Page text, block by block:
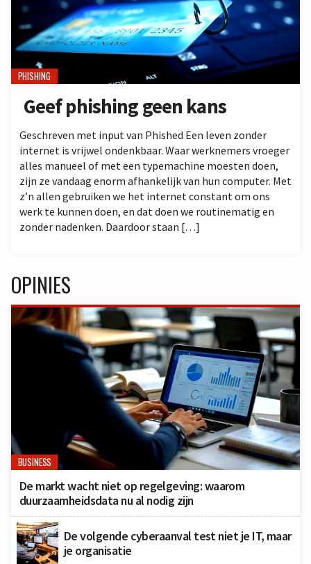
PHISHING
Geef phishing geen kans
Geschreven met input van Phished Een leven zonder
internet is vrijwel ondenkbaar. Waar werknemers vroeger
alles manueel of met een typemachine moesten doen,
zijn ze vandaag enorm afhankelijk van hun computer. Met
z’n allen gebruiken we het internet constant om ons
werk te kunnen doen, en dat doen we routinematig en
zonder nadenken. Daardoor staan […]
OPINIES
BUSINESS
De markt wacht niet op regelgeving: waarom
duurzaamheidsdata nu al nodig zijn
De volgende cyberaanval test niet je IT, maar
je organisatie